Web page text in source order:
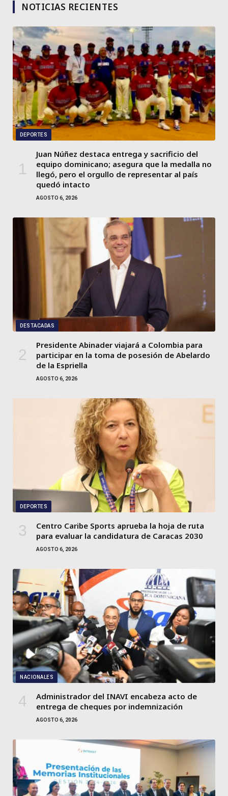
NOTICIAS RECIENTES
DEPORTES
Juan Núñez destaca entrega y sacrificio del
equipo dominicano; asegura que la medalla no
llegó, pero el orgullo de representar al país
quedó intacto
AGOSTO 6, 2026
DESTACADAS
Presidente Abinader viajará a Colombia para
participar en la toma de posesión de Abelardo
de la Espriella
AGOSTO 6, 2026
DEPORTES
Centro Caribe Sports aprueba la hoja de ruta
para evaluar la candidatura de Caracas 2030
AGOSTO 6, 2026
NACIONALES
Administrador del INAVI encabeza acto de
entrega de cheques por indemnización
AGOSTO 6, 2026